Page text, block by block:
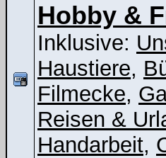
Hobby &
Inklusive:
Haustiere,
Filmecke,
Reisen &
Handarbeit,